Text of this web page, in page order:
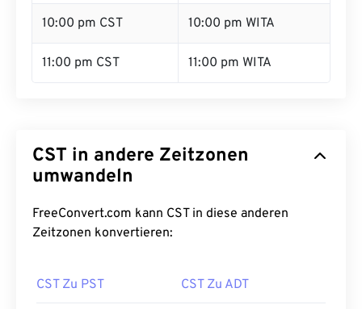
10:00 pm CST 10:00 pm WITA
11:00 pm CST 11:00 pm WITA
CST in andere Zeitzonen
umwandeln
FreeConvert.com kann CST in diese anderen
Zeitzonen konvertieren:
CST Zu PST CST Zu ADT